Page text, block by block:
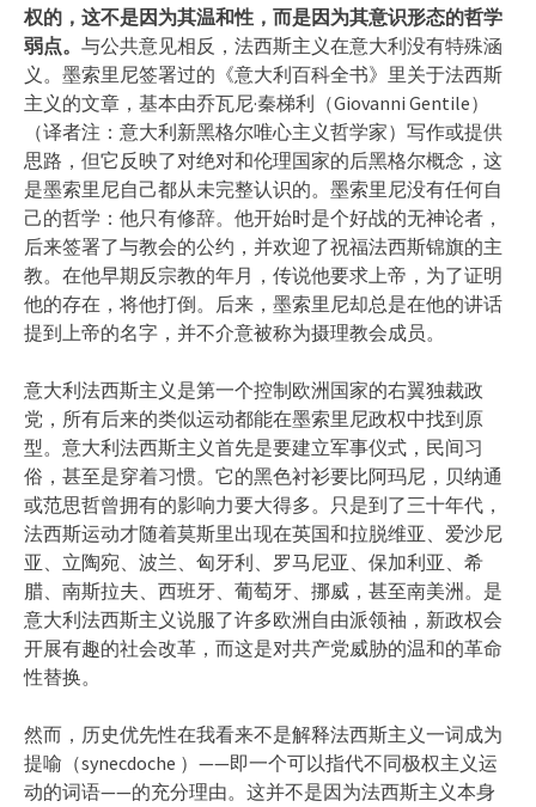
权的，这不是因为其温和性，而是因为其意识形态的哲学
弱点。 与公共意见相反，法西斯主义在意大利没有特殊涵
义。墨索里尼签署过的《意大利百科全书》里关于法西斯
主义的文章，基本由乔瓦尼·秦梯利（Giovanni Gentile）
（译者注：意大利新黑格尔唯心主义哲学家）写作或提供
思路，但它反映了对绝对和伦理国家的后黑格尔概念，这
是墨索里尼自己都从未完整认识的。墨索里尼没有任何自
己的哲学：他只有修辞。他开始时是个好战的无神论者，
后来签署了与教会的公约，并欢迎了祝福法西斯锦旗的主
教。在他早期反宗教的年月，传说他要求上帝，为了证明
他的存在，将他打倒。后来，墨索里尼却总是在他的讲话
提到上帝的名字，并不介意被称为摄理教会成员。
意大利法西斯主义是第一个控制欧洲国家的右翼独裁政
党，所有后来的类似运动都能在墨索里尼政权中找到原
型。意大利法西斯主义首先是要建立军事仪式，民间习
俗，甚至是穿着习惯。它的黑色衬衫要比阿玛尼，贝纳通
或范思哲曾拥有的影响力要大得多。只是到了三十年代，
法西斯运动才随着莫斯里出现在英国和拉脱维亚、爱沙尼
亚、立陶宛、波兰、匈牙利、罗马尼亚、保加利亚、希
腊、南斯拉夫、西班牙、葡萄牙、挪威，甚至南美洲。是
意大利法西斯主义说服了许多欧洲自由派领袖，新政权会
开展有趣的社会改革，而这是对共产党威胁的温和的革命
性替换。
然而，历史优先性在我看来不是解释法西斯主义一词成为
提喻（synecdoche ）——即一个可以指代不同极权主义运
动的词语——的充分理由。这并不是因为法西斯主义本身